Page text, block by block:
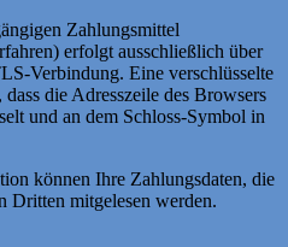
Zahlungsmittel
erfolgt ausschließlich über
Verbindung. Eine verschlüsselte
die Adresszeile des Browsers
und an dem Schloss-Symbol in
können Ihre Zahlungsdaten, die
Dritten mitgelesen werden.